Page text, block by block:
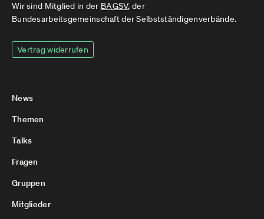
Wir sind Mitglied in der BAGSV, der
Bundesarbeitsgemeinschaft der Selbstständigenverbände.
Vertrag widerrufen
News
Themen
Talks
Fragen
Gruppen
Mitglieder